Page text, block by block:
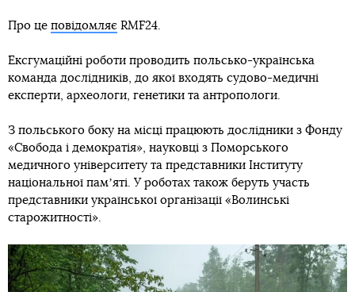
Про це повідомляє RMF24.
Ексгумаційні роботи проводить польсько-українська
команда дослідників, до якої входять судово-медичні
експерти, археологи, генетики та антропологи.
З польського боку на місці працюють дослідники з Фонду
«Свобода і демократія», науковці з Поморського
медичного університету та представники Інституту
національної памʼяті. У роботах також беруть участь
представники української організації «Волинські
старожитності».